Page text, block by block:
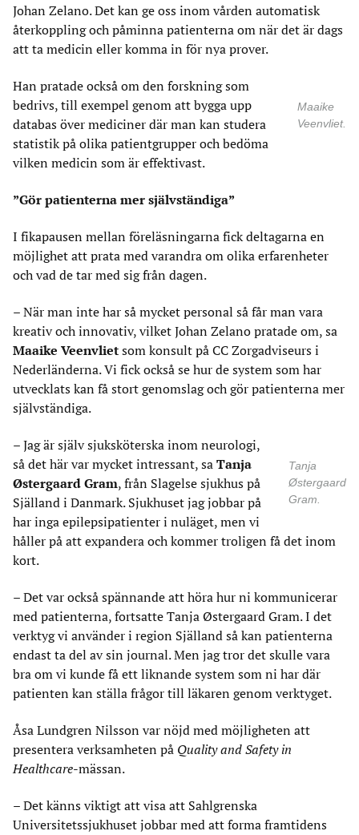
Johan Zelano. Det kan ge oss inom vården automatisk
återkoppling och påminna patienterna om när det är dags
att ta medicin eller komma in för nya prover.
Maaike
Veenvliet.
Han pratade också om den forskning som
bedrivs, till exempel genom att bygga upp
databas över mediciner där man kan studera
statistik på olika patientgrupper och bedöma
vilken medicin som är effektivast.
”Gör patienterna mer självständiga”
I fikapausen mellan föreläsningarna fick deltagarna en
möjlighet att prata med varandra om olika erfarenheter
och vad de tar med sig från dagen.
– När man inte har så mycket personal så får man vara
kreativ och innovativ, vilket Johan Zelano pratade om, sa
Maaike Veenvliet som konsult på CC Zorgadviseurs i
Nederländerna. Vi fick också se hur de system som har
utvecklats kan få stort genomslag och gör patienterna mer
självständiga.
Tanja
Østergaard
Gram.
– Jag är själv sjuksköterska inom neurologi,
så det här var mycket intressant, sa Tanja
Østergaard Gram, från Slagelse sjukhus på
Själland i Danmark. Sjukhuset jag jobbar på
har inga epilepsipatienter i nuläget, men vi
håller på att expandera och kommer troligen få det inom
kort.
– Det var också spännande att höra hur ni kommunicerar
med patienterna, fortsatte Tanja Østergaard Gram. I det
verktyg vi använder i region Själland så kan patienterna
endast ta del av sin journal. Men jag tror det skulle vara
bra om vi kunde få ett liknande system som ni har där
patienten kan ställa frågor till läkaren genom verktyget.
Åsa Lundgren Nilsson var nöjd med möjligheten att
presentera verksamheten på Quality and Safety in
Healthcare-mässan.
– Det känns viktigt att visa att Sahlgrenska
Universitetssjukhuset jobbar med att forma framtidens